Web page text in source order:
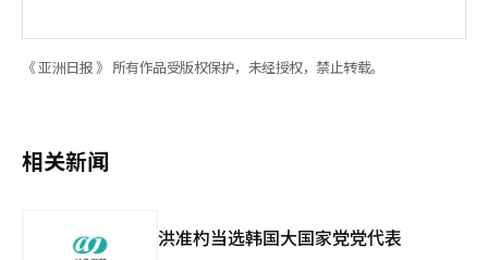
《 亚洲日报 》 所有作品受版权保护，未经授权，禁止转载。
相关新闻
洪准杓当选韩国大国家党党代表